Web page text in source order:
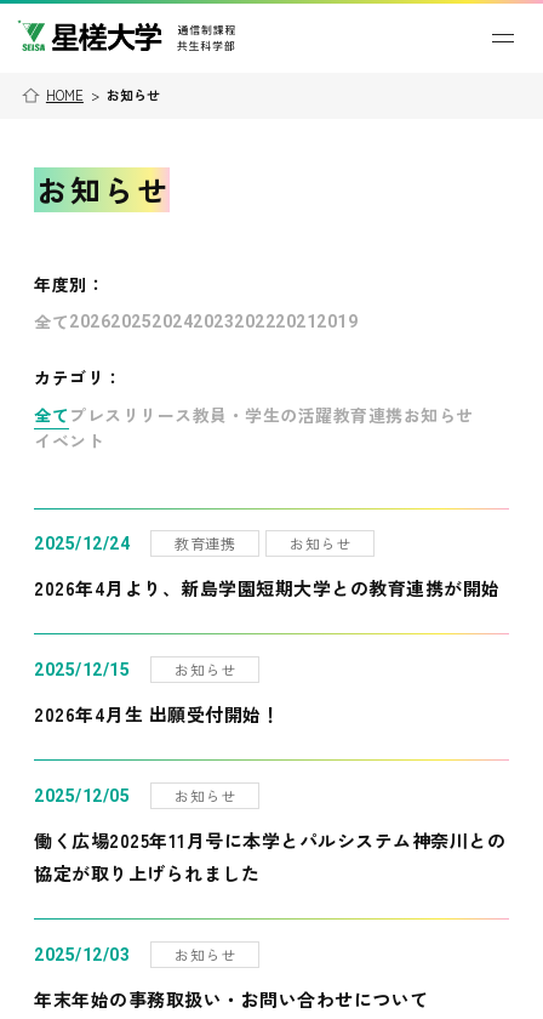
HOME > お知らせ
お知らせ
年度別 ：
全て202620252024202320222021 2019
カテゴリ：
全て プレスリリース教員・学生の活躍教育連携お知らせ
イベント
2025/12/24 教育連携 お知らせ
2026年4月より、新島学園短期大学との教育連携が開始
2025/12/15 お知らせ
2026年4月生 出願受付開始！
2025/12/05 お知らせ
働く広場2025年11月号に本学とパルシステム神奈川との
協定が取り上げられました
2025/12/03 お知らせ
年末年始の事務取扱い・お問い合わせについて